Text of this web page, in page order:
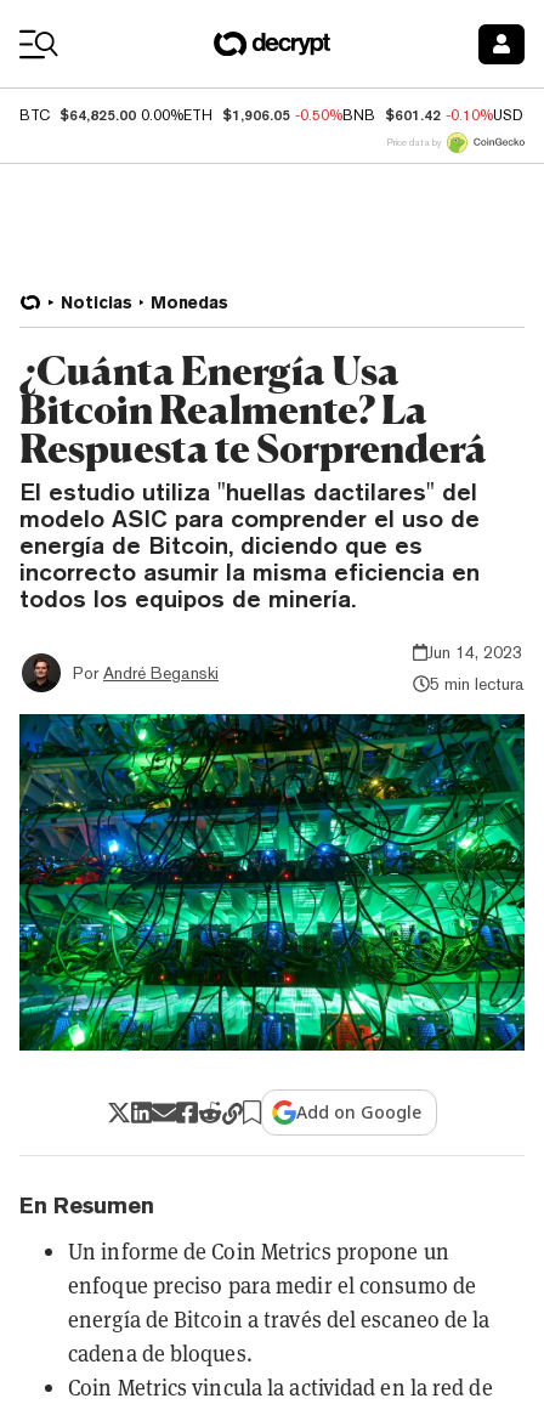
BTC $64,825.00 0.00%ETH $1,906.05 -0.50%BNB $601.42 -0.10%USDC
Price data by
Noticias Monedas
¿Cuánta Energía Usa
Bitcoin Realmente? La
Respuesta te Sorprenderá
El estudio utiliza "huellas dactilares" del
modelo ASIC para comprender el uso de
energía de Bitcoin, diciendo que es
incorrecto asumir la misma eficiencia en
todos los equipos de minería.
Por André Beganski
Jun 14, 2023
5 min lectura
Add on Google
En Resumen
Un informe de Coin Metrics propone un
enfoque preciso para medir el consumo de
energía de Bitcoin a través del escaneo de la
cadena de bloques.
Coin Metrics vincula la actividad en la red de